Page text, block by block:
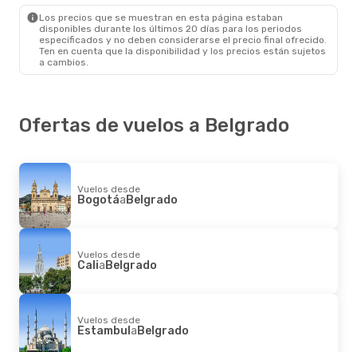
Los precios que se muestran en esta página estaban
disponibles durante los últimos 20 días para los periodos
especificados y no deben considerarse el precio final ofrecido.
Ten en cuenta que la disponibilidad y los precios están sujetos
a cambios.
Ofertas de vuelos a Belgrado
Vuelos desde
BogotáaBelgrado
Vuelos desde
CaliaBelgrado
Vuelos desde
EstambulaBelgrado